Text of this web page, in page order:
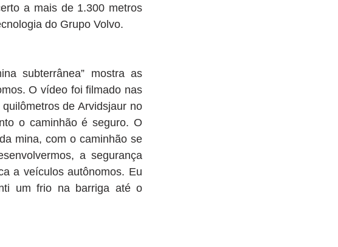
a mais de 1.300 metros
do Grupo Volvo.
subterrânea” mostra as
O vídeo foi filmado nas
de Arvidsjaur no
o caminhão é seguro. O
mina, com o caminhão se
a segurança
a veículos autônomos. Eu
um frio na barriga até o